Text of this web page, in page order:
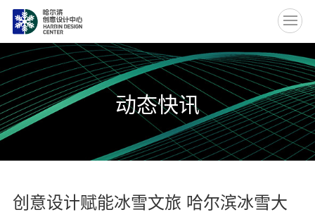
动态快讯
创意设计赋能冰雪文旅 哈尔滨冰雪大